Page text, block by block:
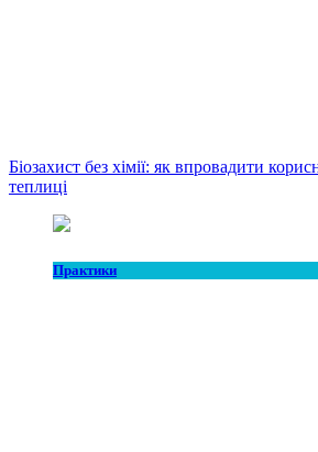
Біозахист без хімії: як впровадити
теплиці
Практики